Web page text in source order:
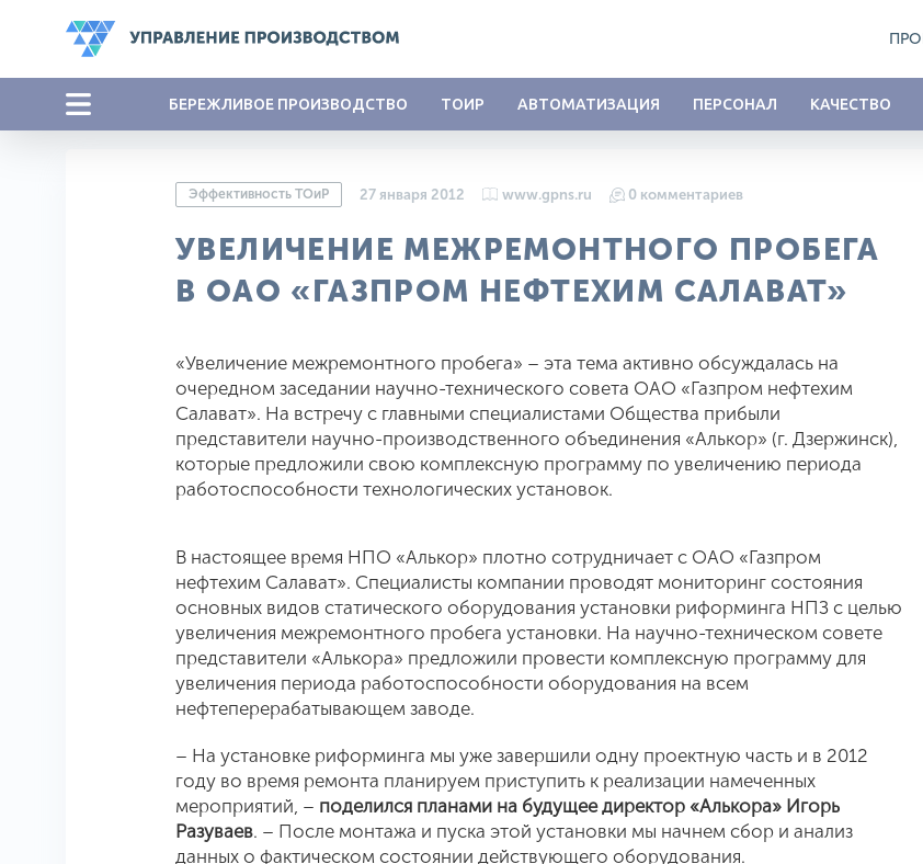
БЕРЕЖЛИВОЕ ПРОИЗВОДСТВО ТОИР АВТОМАТИЗАЦИЯ ПЕРСОНАЛ КАЧЕСТВО
Эффективность ТОиР 27 января 2012 www.gpns.ru 0 комментариев
УВЕЛИЧЕНИЕ МЕЖРЕМОНТНОГО ПРОБЕГА
В ОАО «ГАЗПРОМ НЕФТЕХИМ САЛАВАТ»
«Увеличение межремонтного пробега» – эта тема активно обсуждалась на
очередном заседании научно-технического совета ОАО «Газпром нефтехим
Салават». На встречу с главными специалистами Общества прибыли
представители научно-производственного объединения «Алькор» (г. Дзержинск),
которые предложили свою комплексную программу по увеличению периода
работоспособности технологических установок.
В настоящее время НПО «Алькор» плотно сотрудничает с ОАО «Газпром
нефтехим Салават». Специалисты компании проводят мониторинг состояния
основных видов статического оборудования установки риформинга НПЗ с целью
увеличения межремонтного пробега установки. На научно-техническом совете
представители «Алькора» предложили провести комплексную программу для
увеличения периода работоспособности оборудования на всем
нефтеперерабатывающем заводе.
– На установке риформинга мы уже завершили одну проектную часть и в 2012
году во время ремонта планируем приступить к реализации намеченных
мероприятий, – поделился планами на будущее директор «Алькора» Игорь
Разуваев. – После монтажа и пуска этой установки мы начнем сбор и анализ
данных о фактическом состоянии действующего оборудования.